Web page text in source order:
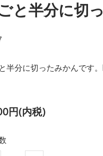
と半分に切
半分に切ったみかんです
円(内税)